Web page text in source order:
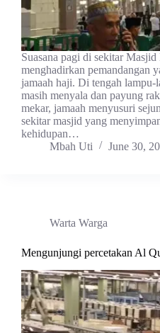
Suasana pagi di sekitar
menghadirkan pemandangan
jamaah haji. Di tengah lampu-
masih menyala dan payung
mekar, jamaah menyusuri
sekitar masjid yang
kehidupan…
Mbah Uti
June 30,
Warta Warga
Mengunjungi percetakan Al